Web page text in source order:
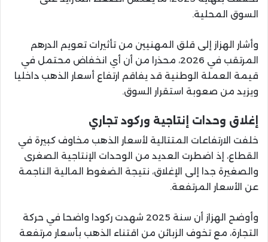
السوق المحلية.
وأشار الهزاز إلى قلق المهنيين من تأثيرات تعويم الدرهم
المرتقب في 2026، محذرا من أن أي انخفاض محتمل في
قيمة العملة الوطنية قد يفاقم ارتفاع أسعار الذهب داخليا
ويزيد من صعوبة استقرار السوق.
إغلاق وحدات إنتاجية وركود تجاري
خلفت الارتفاعات المتتالية لأسعار الذهب مخاوف كبيرة في
القطاع، إذ اضطرت العديد من الوحدات الإنتاجية الصغرى
والصغيرة جدا إلى الإغلاق، نتيجة الضغوط المالية الناجمة
عن الأسعار المرتفعة.
وأوضح الهزاز أن سنة 2025 شهدت ركودا واضحا في حركة
التجارة، مع تخوف الزبائن من اقتناء الذهب بأسعار مرتفعة